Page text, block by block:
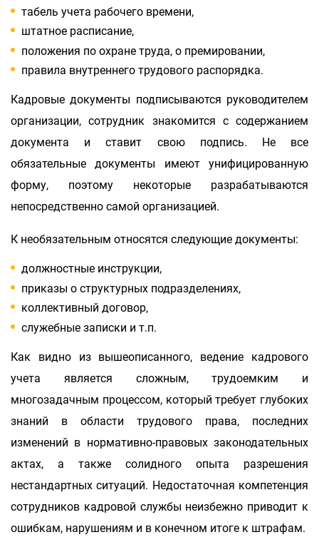
табель учета рабочего времени,
штатное расписание,
положения по охране труда, о премировании,
правила внутреннего трудового распорядка.
Кадровые документы подписываются руководителем
организации, сотрудник знакомится с содержанием
документа и ставит свою подпись. Не все
обязательные документы имеют унифицированную
форму, поэтому некоторые разрабатываются
непосредственно самой организацией.
К необязательным относятся следующие документы:
должностные инструкции,
приказы о структурных подразделениях,
коллективный договор,
служебные записки и т.п.
Как видно из вышеописанного, ведение кадрового
учета является сложным, трудоемким и
многозадачным процессом, который требует глубоких
знаний в области трудового права, последних
изменений в нормативно-правовых законодательных
актах, а также солидного опыта разрешения
нестандартных ситуаций. Недостаточная компетенция
сотрудников кадровой службы неизбежно приводит к
ошибкам, нарушениям и в конечном итоге к штрафам.